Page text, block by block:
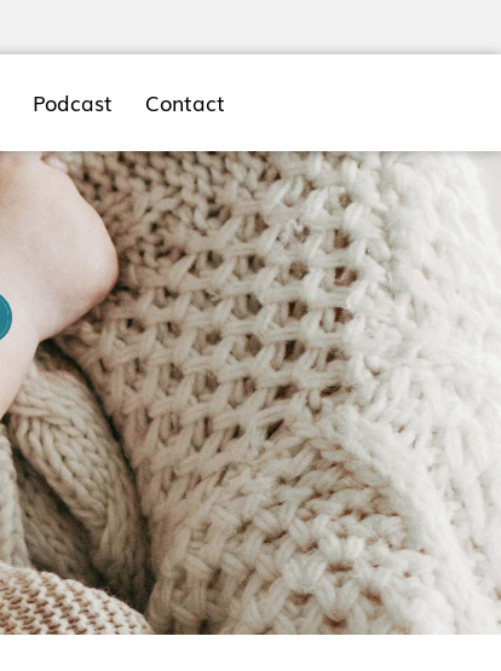
Podcast Contact